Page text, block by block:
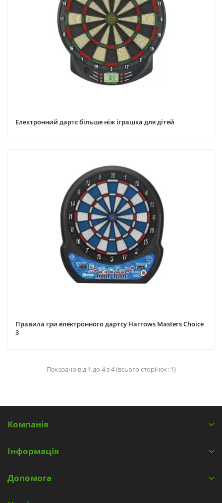
Електронний дартс більше ніж іграшка для дітей
Правила гри електронного дартсу Harrows Masters Choice
3
Показано від 1 до 4 з 4 (всього сторінок: 1)
Компанія
Інформація
Допомога